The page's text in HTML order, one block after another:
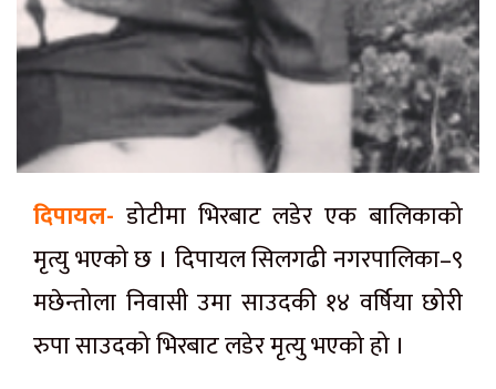
दिपायल- डोटीमा भिरबाट लडेर एक बालिकाको
मृत्यु भएको छ । दिपायल सिलगढी नगरपालिका–९
मछेन्तोला निवासी उमा साउदकी १४ वर्षिया छोरी
रुपा साउदको भिरबाट लडेर मृत्यु भएको हो ।